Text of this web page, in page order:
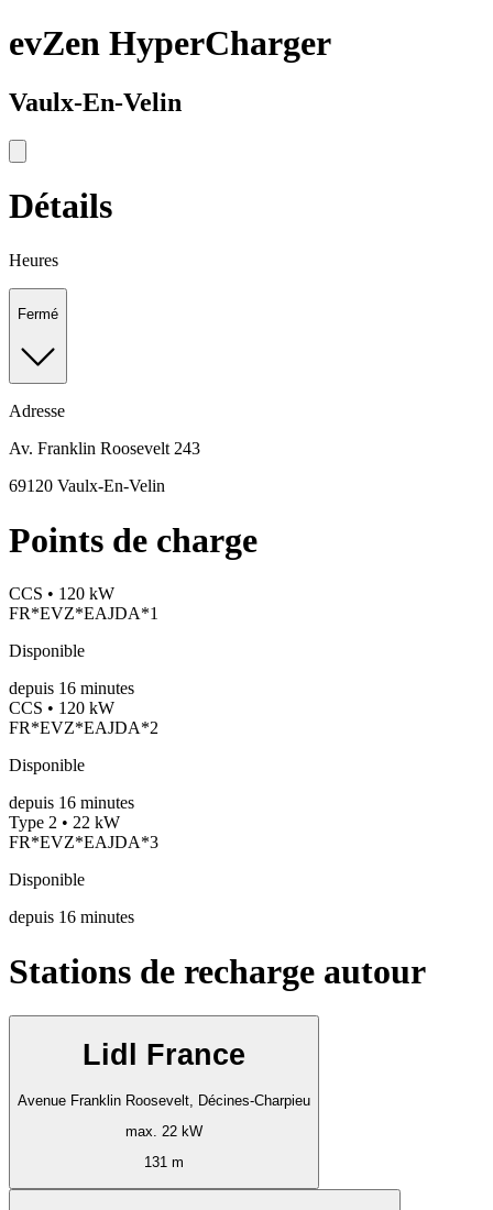
evZen HyperCharger
Vaulx-En-Velin
Détails
Heures
Fermé
Adresse
Av. Franklin Roosevelt 243
69120 Vaulx-En-Velin
Points de charge
CCS • 120 kW
FR*EVZ*EAJDA*1
Disponible
depuis 16 minutes
CCS • 120 kW
FR*EVZ*EAJDA*2
Disponible
depuis 16 minutes
Type 2 • 22 kW
FR*EVZ*EAJDA*3
Disponible
depuis 16 minutes
Stations de recharge autour
Lidl France
Avenue Franklin Roosevelt, Décines-Charpieu
max. 22 kW
131 m